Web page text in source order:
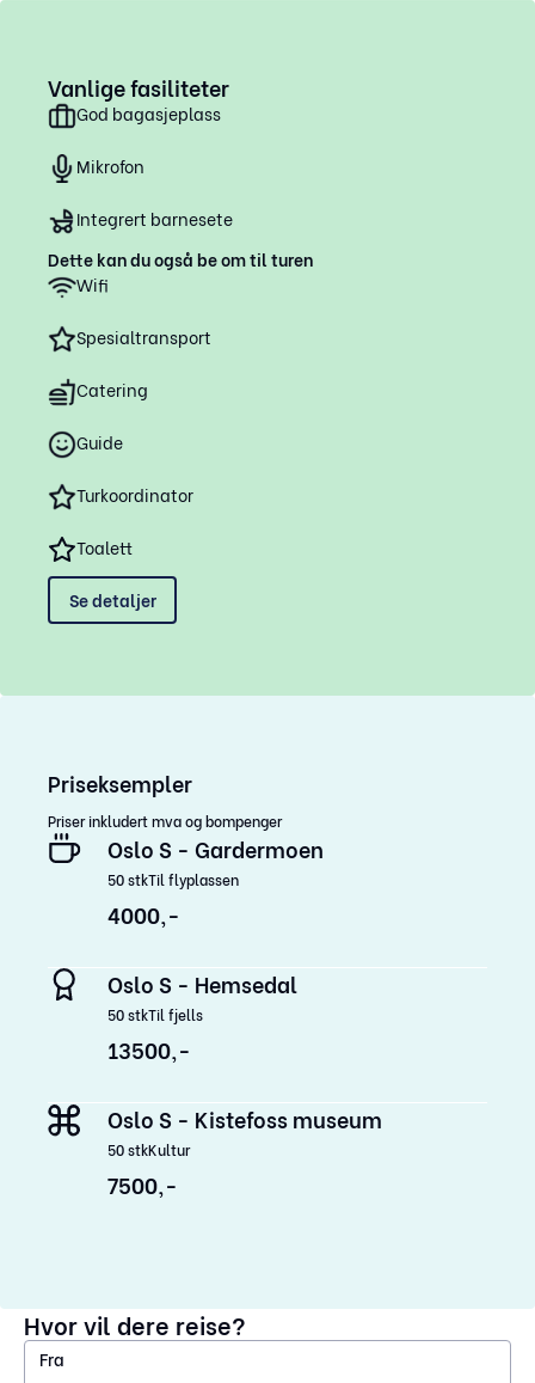
Vanlige fasiliteter
God bagasjeplass
Mikrofon
Integrert barnesete
Dette kan du også be om til turen
Wifi
Spesialtransport
Catering
Guide
Turkoordinator
Toalett
Se detaljer
Priseksempler
Priser inkludert mva og bompenger
Oslo S - Gardermoen
50stkTil flyplassen
4000,-
Oslo S - Hemsedal
50stkTil fjells
13500,-
Oslo S - Kistefoss museum
50stkKultur
7500,-
Hvor vil dere reise?
Fra